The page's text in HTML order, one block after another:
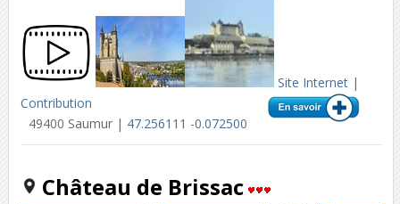
Site Internet|
Contribution
49400 Saumur | 47.256111 -0.072500
Château de Brissac